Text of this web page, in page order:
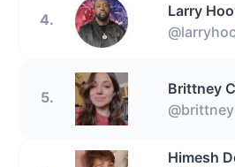
4.
Larry
5.
Brittney
Himesh